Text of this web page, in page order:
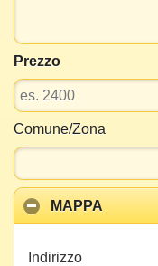
Prezzo
Comune/Zona
MAPPA
Indirizzo